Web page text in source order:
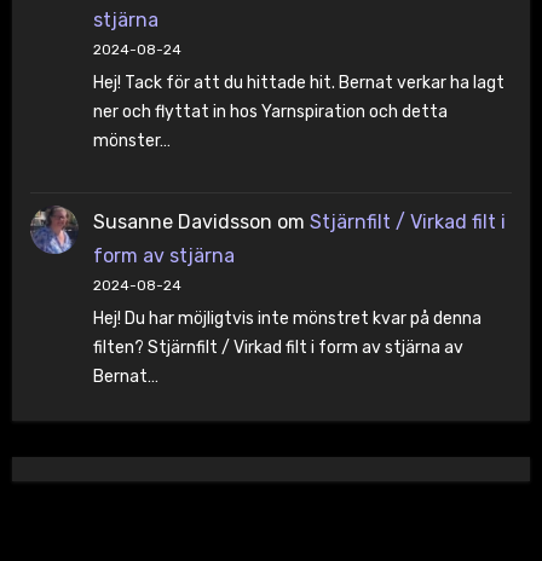
stjärna
2024-08-24
Hej! Tack för att du hittade hit. Bernat verkar ha lagt
ner och flyttat in hos Yarnspiration och detta
mönster…
Susanne Davidsson om Stjärnfilt / Virkad filt i
form av stjärna
2024-08-24
Hej! Du har möjligtvis inte mönstret kvar på denna
filten? Stjärnfilt / Virkad filt i form av stjärna av
Bernat…